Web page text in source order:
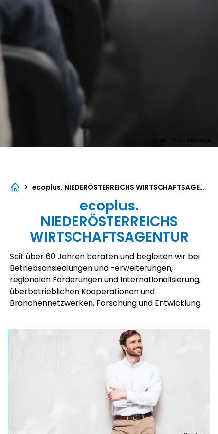
Daniel Hinterramskogler
> ecoplus. NIEDERÖSTERREICHS WIRTSCHAFTSAGENTUR
ecoplus.
NIEDERÖSTERREICHS
WIRTSCHAFTSAGENTUR
Seit über 60 Jahren beraten und begleiten wir bei
Betriebsansiedlungen und -erweiterungen,
regionalen Förderungen und Internationalisierung,
überbetrieblichen Kooperationen und
Branchennetzwerken, Forschung und Entwicklung.